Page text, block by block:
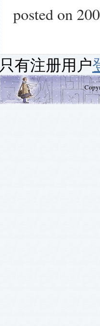
posted on
只有注册用户